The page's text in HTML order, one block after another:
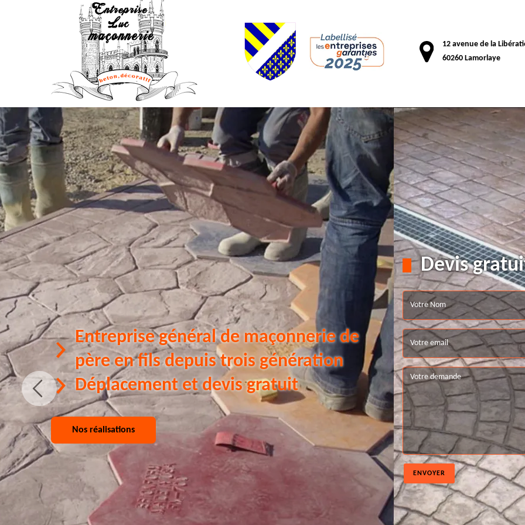
12 avenue de la
60260 Lamorlaye
Entreprise général de maçonnerie de
père en fils depuis trois génération
Déplacement et devis gratuit
Nos réalisations
Devis